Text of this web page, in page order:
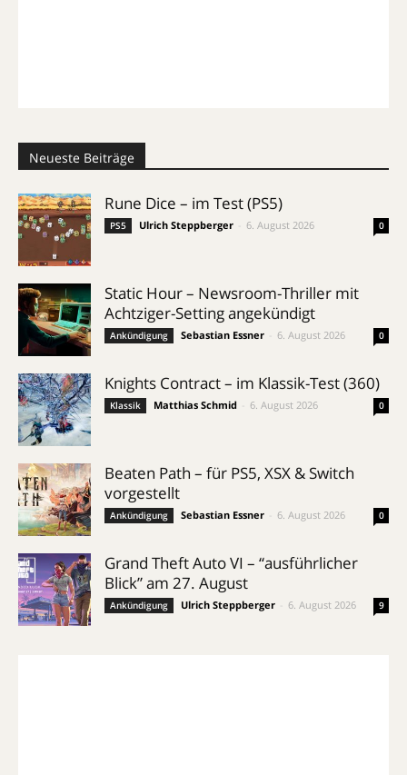
Neueste Beiträge
Rune Dice – im Test (PS5)
PS5 Ulrich Steppberger 6. August 2026 0
Static Hour – Newsroom-Thriller mit
Achtziger-Setting angekündigt
Ankündigung Sebastian Essner 6. August 2026 0
Knights Contract – im Klassik-Test (360)
Klassik Matthias Schmid 6. August 2026 0
Beaten Path – für PS5, XSX & Switch
vorgestellt
Ankündigung Sebastian Essner 6. August 2026 0
Grand Theft Auto VI – “ausführlicher
Blick” am 27. August
Ankündigung Ulrich Steppberger 6. August 2026 9